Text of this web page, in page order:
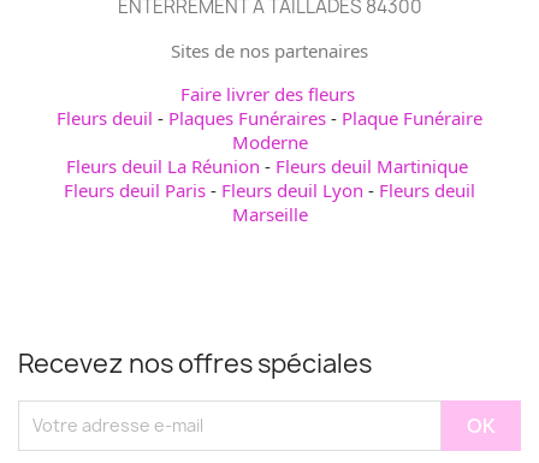
ENTERREMENT A TAILLADES 84300
Sites de nos partenaires
Faire livrer des fleurs
Fleurs deuil - Plaques Funéraires - Plaque Funéraire
Moderne
Fleurs deuil La Réunion - Fleurs deuil Martinique
Fleurs deuil Paris - Fleurs deuil Lyon - Fleurs deuil
Marseille
Recevez nos offres spéciales